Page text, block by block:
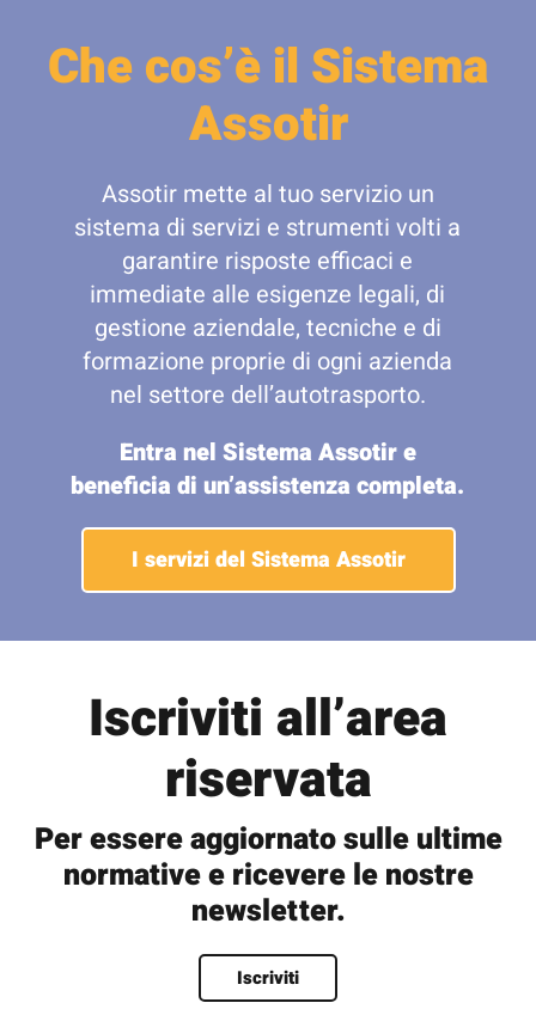
Che cos’è il Sistema
Assotir
Assotir mette al tuo servizio un
sistema di servizi e strumenti volti a
garantire risposte efficaci e
immediate alle esigenze legali, di
gestione aziendale, tecniche e di
formazione proprie di ogni azienda
nel settore dell’autotrasporto.
Entra nel Sistema Assotir e
beneficia di un’assistenza completa.
I servizi del Sistema Assotir
Iscriviti all’area
riservata
Per essere aggiornato sulle ultime
normative e ricevere le nostre
newsletter.
Iscriviti
Nome*